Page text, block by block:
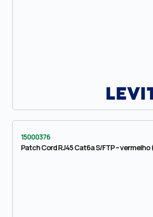
15000376
Patch Cord RJ45 Cat6a S/FTP –